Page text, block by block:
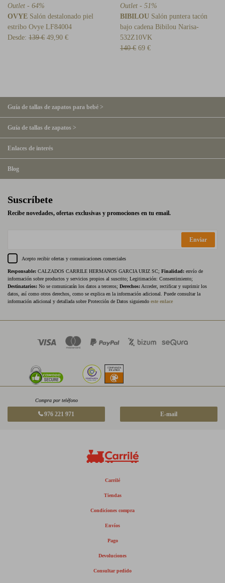
Outlet - 64%
OVYE Salón destalonado piel
estribo Ovye LF84004
Desde: 139 € 49,90 €
Outlet - 51%
BIBILOU Salón puntera tacón
bajo cadena Bibilou Narisa-
532Z10VK
140 € 69 €
Guía de tallas de zapatos para bebé >
Guía de tallas de zapatos >
Enlaces de interés
Blog
Suscríbete
Recibe novedades, ofertas exclusivas y promociones en tu email.
Enviar
Acepto recibir ofertas y comunicaciones comerciales
Responsable: CALZADOS CARRILE HERMANOS GARCIA URIZ SC; Finalidad: envío de
información sobre productos y servicios propios al suscrito; Legitimación: Consentimiento;
Destinatarios: No se comunicarán los datos a terceros; Derechos: Acceder, rectificar y suprimir los
datos, así como otros derechos, como se explica en la información adicional. Puede consultar la
información adicional y detallada sobre Protección de Datos siguiendo este enlace
Compra por teléfono
976 221 971 E-mail
Carrilé
Tiendas
Condiciones compra
Envíos
Pago
Devoluciones
Consultar pedido